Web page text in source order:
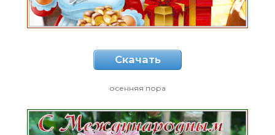
Скачать
осенняя пора